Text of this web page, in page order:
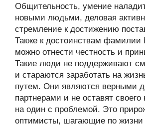
Общительность, умение
новыми людьми, деловая
стремление к достижению
Также к достоинствам фамилии
можно отнести честность и
Такие люди не поддерживают
и стараются заработать на
путем. Они являются верными
партнерами и не оставят своего
на один с проблемой. Это
оптимисты, шагающие по жизни